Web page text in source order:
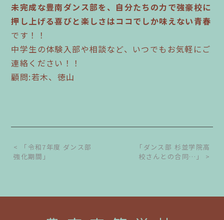
未完成な豊南ダンス部を、自分たちの力で強豪校に
押し上げる喜びと楽しさはココでしか味えない青春
です！！
中学生の体験入部や相談など、いつでもお気軽にご
連絡ください！！
顧問:若木、徳山
< 「令和7年度 ダンス部
強化期間」
「ダンス部 杉並学院高
校さんとの合同…」 >